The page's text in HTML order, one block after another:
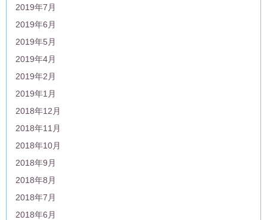
2019年7月
2019年6月
2019年5月
2019年4月
2019年2月
2019年1月
2018年12月
2018年11月
2018年10月
2018年9月
2018年8月
2018年7月
2018年6月